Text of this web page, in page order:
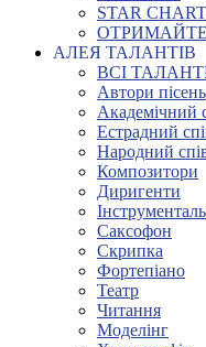
STAR
ОТРИМАЙТЕ
АЛЕЯ ТАЛАНТІВ
ВСІ
Автори пісень
Академічний
Естрадний
Народний
Композитори
Диригенти
Саксофон
Скрипка
Фортепіано
Театр
Читання
Моделінг